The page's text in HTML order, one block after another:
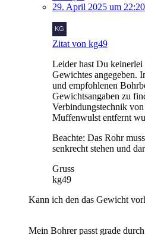
29. April 2025 um 22:20
Zitat von kg49
Leider hast Du keinerlei
Gewichtes angegeben.
und empfohlenen
Gewichtsangaben zu
Verbindungstechnik
Muffenwulst entfernt
Beachte: Das Rohr
senkrecht stehen und
Gruss
kg49
Kann ich den das Gewicht
Mein Bohrer passt grade